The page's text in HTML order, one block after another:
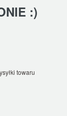
:)
towaru